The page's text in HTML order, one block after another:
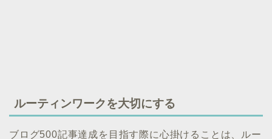
ルーティンワークを大切にする
ブログ500記事達成を目指す際に心掛けることは、ルー